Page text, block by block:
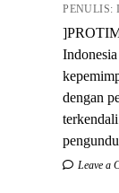
PENULIS:
dengan
Leave a